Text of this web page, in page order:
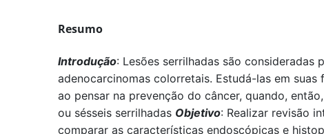
Resumo
Introdução: Lesões serrilhadas são consideradas
adenocarcinomas colorretais. Estudá-las em
ao pensar na prevenção do câncer, quando,
ou sésseis serrilhadas Objetivo: Realizar revisão
comparar as características endoscópicas e